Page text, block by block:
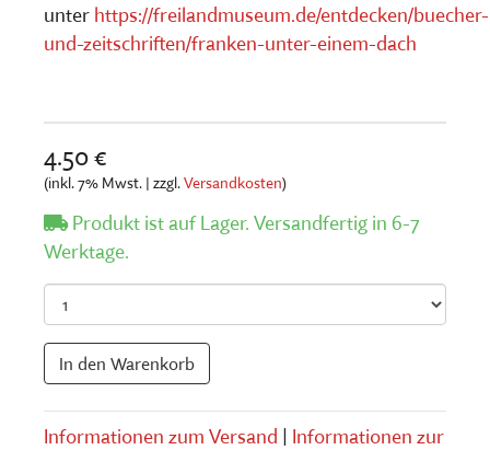
unter https://freilandmuseum.de/entdecken/buecher-
und-zeitschriften/franken-unter-einem-dach
4.50 €
(inkl. 7% Mwst. | zzgl.Versandkosten)
Produkt ist auf Lager. Versandfertig in 6-7
Werktage.
Anzahl
In den Warenkorb
Informationen zum Versand
Informationen zur